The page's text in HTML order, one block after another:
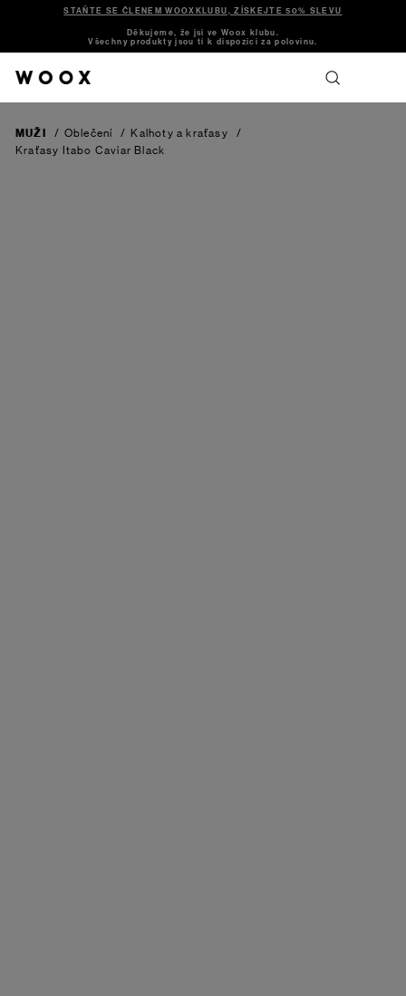
STAŇTE SE ČLENEM WOOXKLUBU, ZÍSKEJTE 50% SLEVU
Děkujeme, že jsi ve Woox klubu.
Všechny produkty jsou ti k dispozici za polovinu.
MUŽI / Oblečení / Kalhoty a kraťasy
/
Kraťasy Itabo Caviar Black